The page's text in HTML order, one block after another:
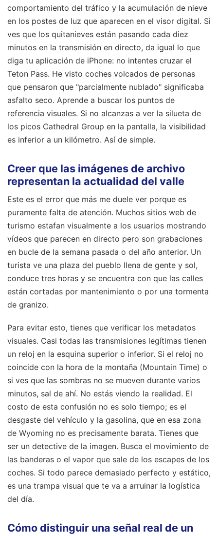
comportamiento del tráfico y la acumulación de nieve
en los postes de luz que aparecen en el visor digital. Si
ves que los quitanieves están pasando cada diez
minutos en la transmisión en directo, da igual lo que
diga tu aplicación de iPhone: no intentes cruzar el
Teton Pass. He visto coches volcados de personas
que pensaron que "parcialmente nublado" significaba
asfalto seco. Aprende a buscar los puntos de
referencia visuales. Si no alcanzas a ver la silueta de
los picos Cathedral Group en la pantalla, la visibilidad
es inferior a un kilómetro. Así de simple.
Creer que las imágenes de archivo
representan la actualidad del valle
Este es el error que más me duele ver porque es
puramente falta de atención. Muchos sitios web de
turismo estafan visualmente a los usuarios mostrando
vídeos que parecen en directo pero son grabaciones
en bucle de la semana pasada o del año anterior. Un
turista ve una plaza del pueblo llena de gente y sol,
conduce tres horas y se encuentra con que las calles
están cortadas por mantenimiento o por una tormenta
de granizo.
Para evitar esto, tienes que verificar los metadatos
visuales. Casi todas las transmisiones legítimas tienen
un reloj en la esquina superior o inferior. Si el reloj no
coincide con la hora de la montaña (Mountain Time) o
si ves que las sombras no se mueven durante varios
minutos, sal de ahí. No estás viendo la realidad. El
costo de esta confusión no es solo tiempo; es el
desgaste del vehículo y la gasolina, que en esa zona
de Wyoming no es precisamente barata. Tienes que
ser un detective de la imagen. Busca el movimiento de
las banderas o el vapor que sale de los escapes de los
coches. Si todo parece demasiado perfecto y estático,
es una trampa visual que te va a arruinar la logística
del día.
Cómo distinguir una señal real de un